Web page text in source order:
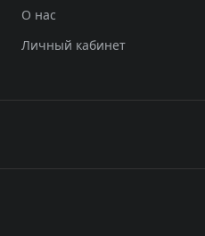
О нас
Личный кабинет